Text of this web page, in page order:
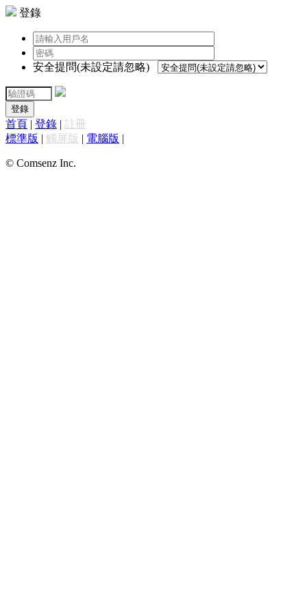
登錄
安全提問(未設定請忽略)
登錄
首頁 | 登錄 | 註冊
標準版 | 觸屏版 | 電腦版 |
© Comsenz Inc.